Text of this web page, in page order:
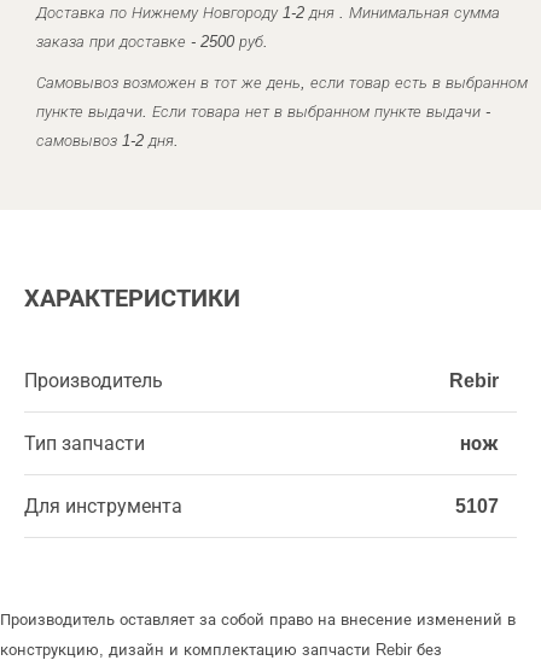
Доставка по Нижнему Новгороду 1-2 дня . Минимальная сумма
заказа при доставке - 2500 руб.
Самовывоз возможен в тот же день, если товар есть в выбранном
пункте выдачи. Если товара нет в выбранном пункте выдачи -
самовывоз 1-2 дня.
ХАРАКТЕРИСТИКИ
Производитель Rebir
Тип запчасти нож
Для инструмента 5107
Производитель оставляет за собой право на внесение изменений в
конструкцию, дизайн и комплектацию запчасти Rebir без